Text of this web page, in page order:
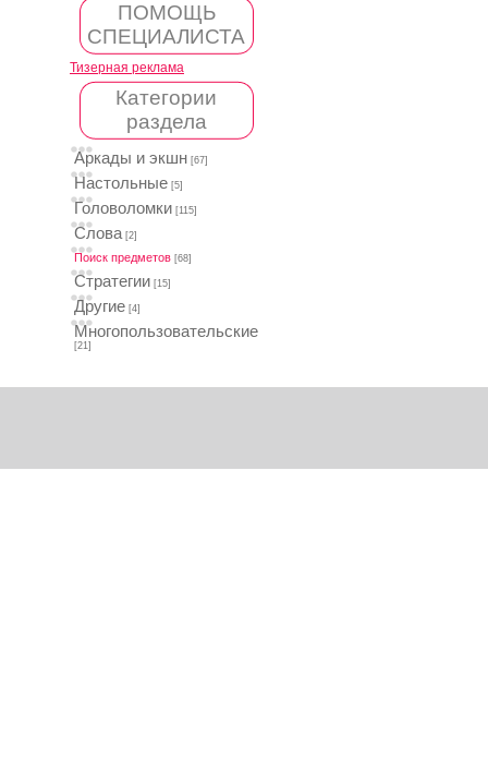
ПОМОЩЬ
СПЕЦИАЛИСТА
Тизерная реклама
Категории
раздела
Аркады и экшн [67]
Настольные [5]
Головоломки [115]
Слова [2]
Поиск предметов [68]
Стратегии [15]
Другие [4]
Многопользовательские
[21]